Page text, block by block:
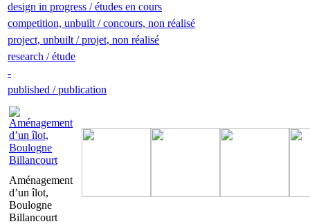
design in progress / études en cours
competition, unbuilt / concours, non réalisé
project, unbuilt / projet, non réalisé
research / étude
-
published / publication
Aménagement
d’un îlot,
Boulogne
Billancourt